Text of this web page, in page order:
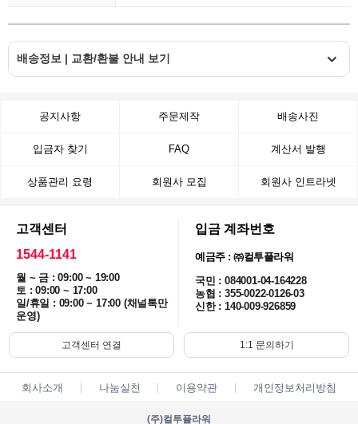
배송정보 | 교환/환불 안내 보기
공지사항 주문제작 배송사진
입금자 찾기 FAQ 계산서 발행
상품관리 요령 회원사 모집 회원사 인트라넷
고객센터
1544-1141
월 ~ 금 : 09:00 ~ 19:00
토 : 09:00 ~ 17:00
일/휴일 : 09:00 ~ 17:00 (채널톡만
운영)
입금 계좌번호
예금주 : ㈜컬투플라워
국민 : 084001-04-164228
농협 : 355-0022-0126-03
신한 : 140-009-926859
고객센터 연결 1:1 문의하기
회사소개 나눔실천 이용약관 개인정보처리방침
(주)컬투플라워